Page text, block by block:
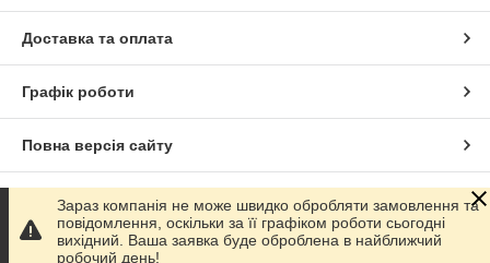
Доставка та оплата
Графік роботи
Повна версія сайту
Сайт створено на маркетплейсі Prom.ua
Політика конфіденційності
Зараз компанія не може швидко обробляти замовлення та
повідомлення, оскільки за її графіком роботи сьогодні
вихідний. Ваша заявка буде оброблена в найближчий
робочий день!